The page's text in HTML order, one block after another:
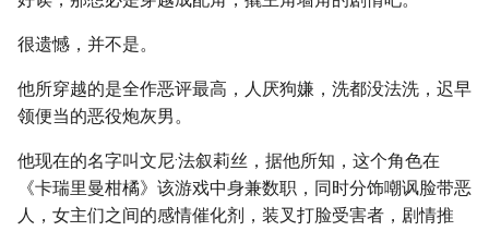
很遗憾，并不是。
他所穿越的是全作恶评最高，人厌狗嫌，洗都没法洗，迟早
领便当的恶役炮灰男。
他现在的名字叫文尼·法叙莉丝，据他所知，这个角色在
《卡瑞里曼柑橘》该游戏中身兼数职，同时分饰嘲讽脸带恶
人，女主们之间的感情催化剂，装叉打脸受害者，剧情推